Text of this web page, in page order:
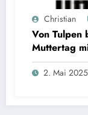
Christian
Von Tulpen
Muttertag
2. Mai 2025